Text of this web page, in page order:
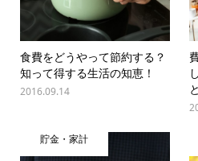
食費をどうやって節約する？
知って得する生活の知恵！
2016.09.14
貯金・家計